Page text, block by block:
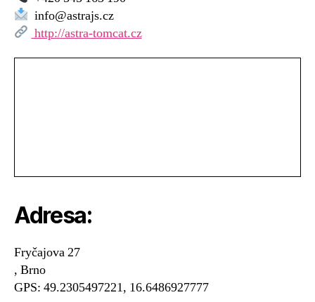
info@astrajs.cz
http://astra-tomcat.cz
Adresa:
Fryčajova 27
, Brno
GPS: 49.2305497221, 16.6486927777